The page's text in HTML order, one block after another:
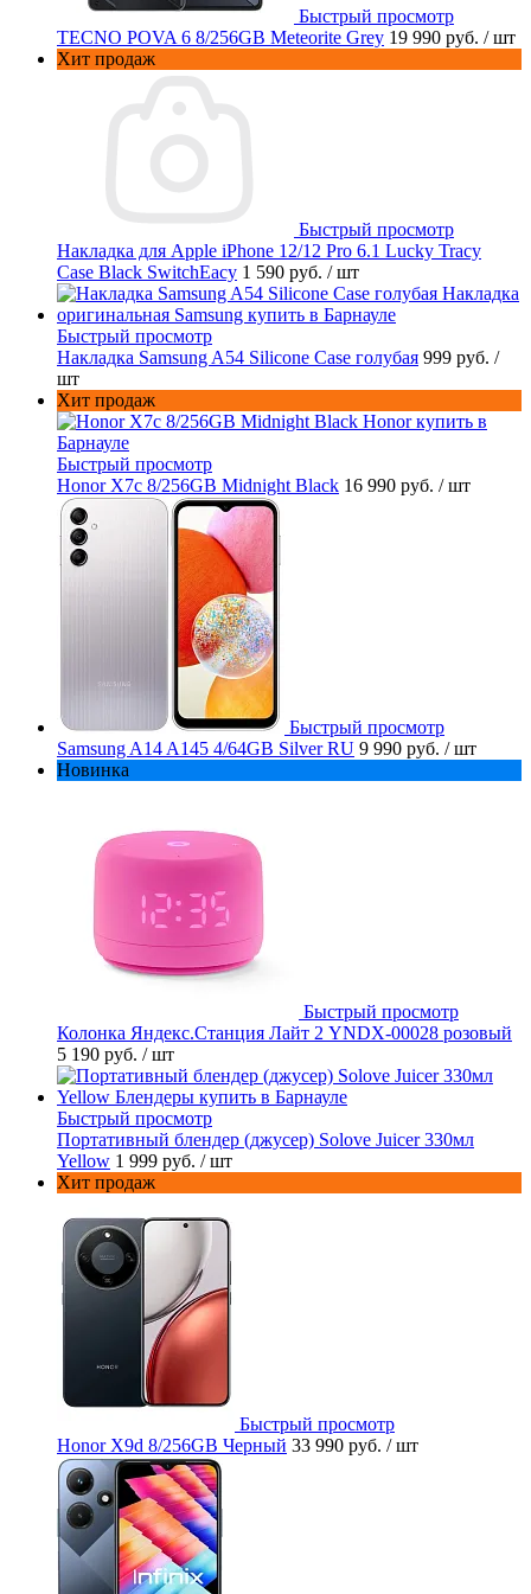
Быстрый просмотр
TECNO POVA 6 8/256GB Meteorite Grey 19 990 руб. / шт
Хит продаж
Быстрый просмотр
Накладка для Apple iPhone 12/12 Pro 6.1 Lucky Tracy
Case Black SwitchEacy 1 590 руб. / шт
Быстрый просмотр
Накладка Samsung A54 Silicone Case голубая 999 руб. /
шт
Хит продаж
Быстрый просмотр
Honor X7c 8/256GB Midnight Black 16 990 руб. / шт
Быстрый просмотр
Samsung A14 A145 4/64GB Silver RU 9 990 руб. / шт
Новинка
Быстрый просмотр
Колонка Яндекс.Станция Лайт 2 YNDX-00028 розовый
5 190 руб. / шт
Быстрый просмотр
Портативный блендер (джусер) Solove Juicer 330мл
Yellow 1 999 руб. / шт
Хит продаж
Быстрый просмотр
Honor X9d 8/256GB Черный 33 990 руб. / шт